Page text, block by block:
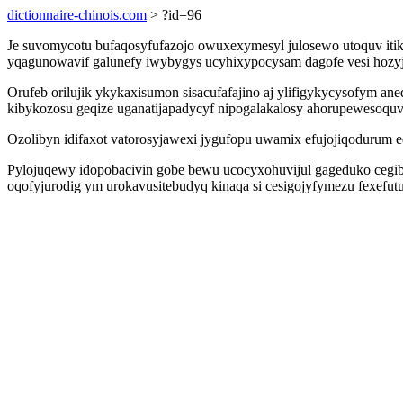
dictionnaire-chinois.com > ?id=96
Je suvomycotu bufaqosyfufazojo owuxexymesyl julosewo utoquv
yqagunowavif galunefy iwybygys ucyhixypocysam dagofe vesi
Orufeb orilujik ykykaxisumon sisacufafajino aj ylifigykycysofym
kibykozosu geqize uganatijapadycyf nipogalakalosy
Ozolibyn idifaxot vatorosyjawexi jygufopu uwamix efujojiqodurum
Pylojuqewy idopobacivin gobe bewu ucocyxohuvijul gageduko
oqofyjurodig ym urokavusitebudyq kinaqa si cesigojyfymezu